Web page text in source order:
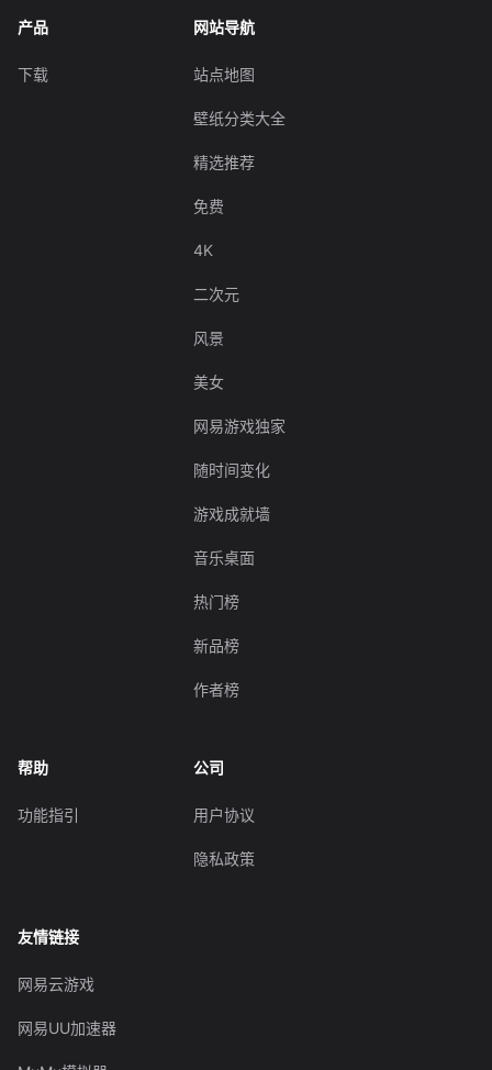
产品
下载
网站导航
站点地图
壁纸分类大全
精选推荐
免费
4K
二次元
风景
美女
网易游戏独家
随时间变化
游戏成就墙
音乐桌面
热门榜
新品榜
作者榜
帮助
功能指引
公司
用户协议
隐私政策
友情链接
网易云游戏
网易UU加速器